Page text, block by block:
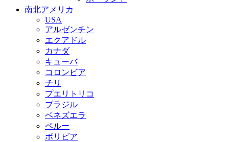
南北アメリカ
USA
アルゼンチン
エクアドル
カナダ
キューバ
コロンビア
チリ
プエリトリコ
ブラジル
ベネズエラ
ペルー
ボリビア